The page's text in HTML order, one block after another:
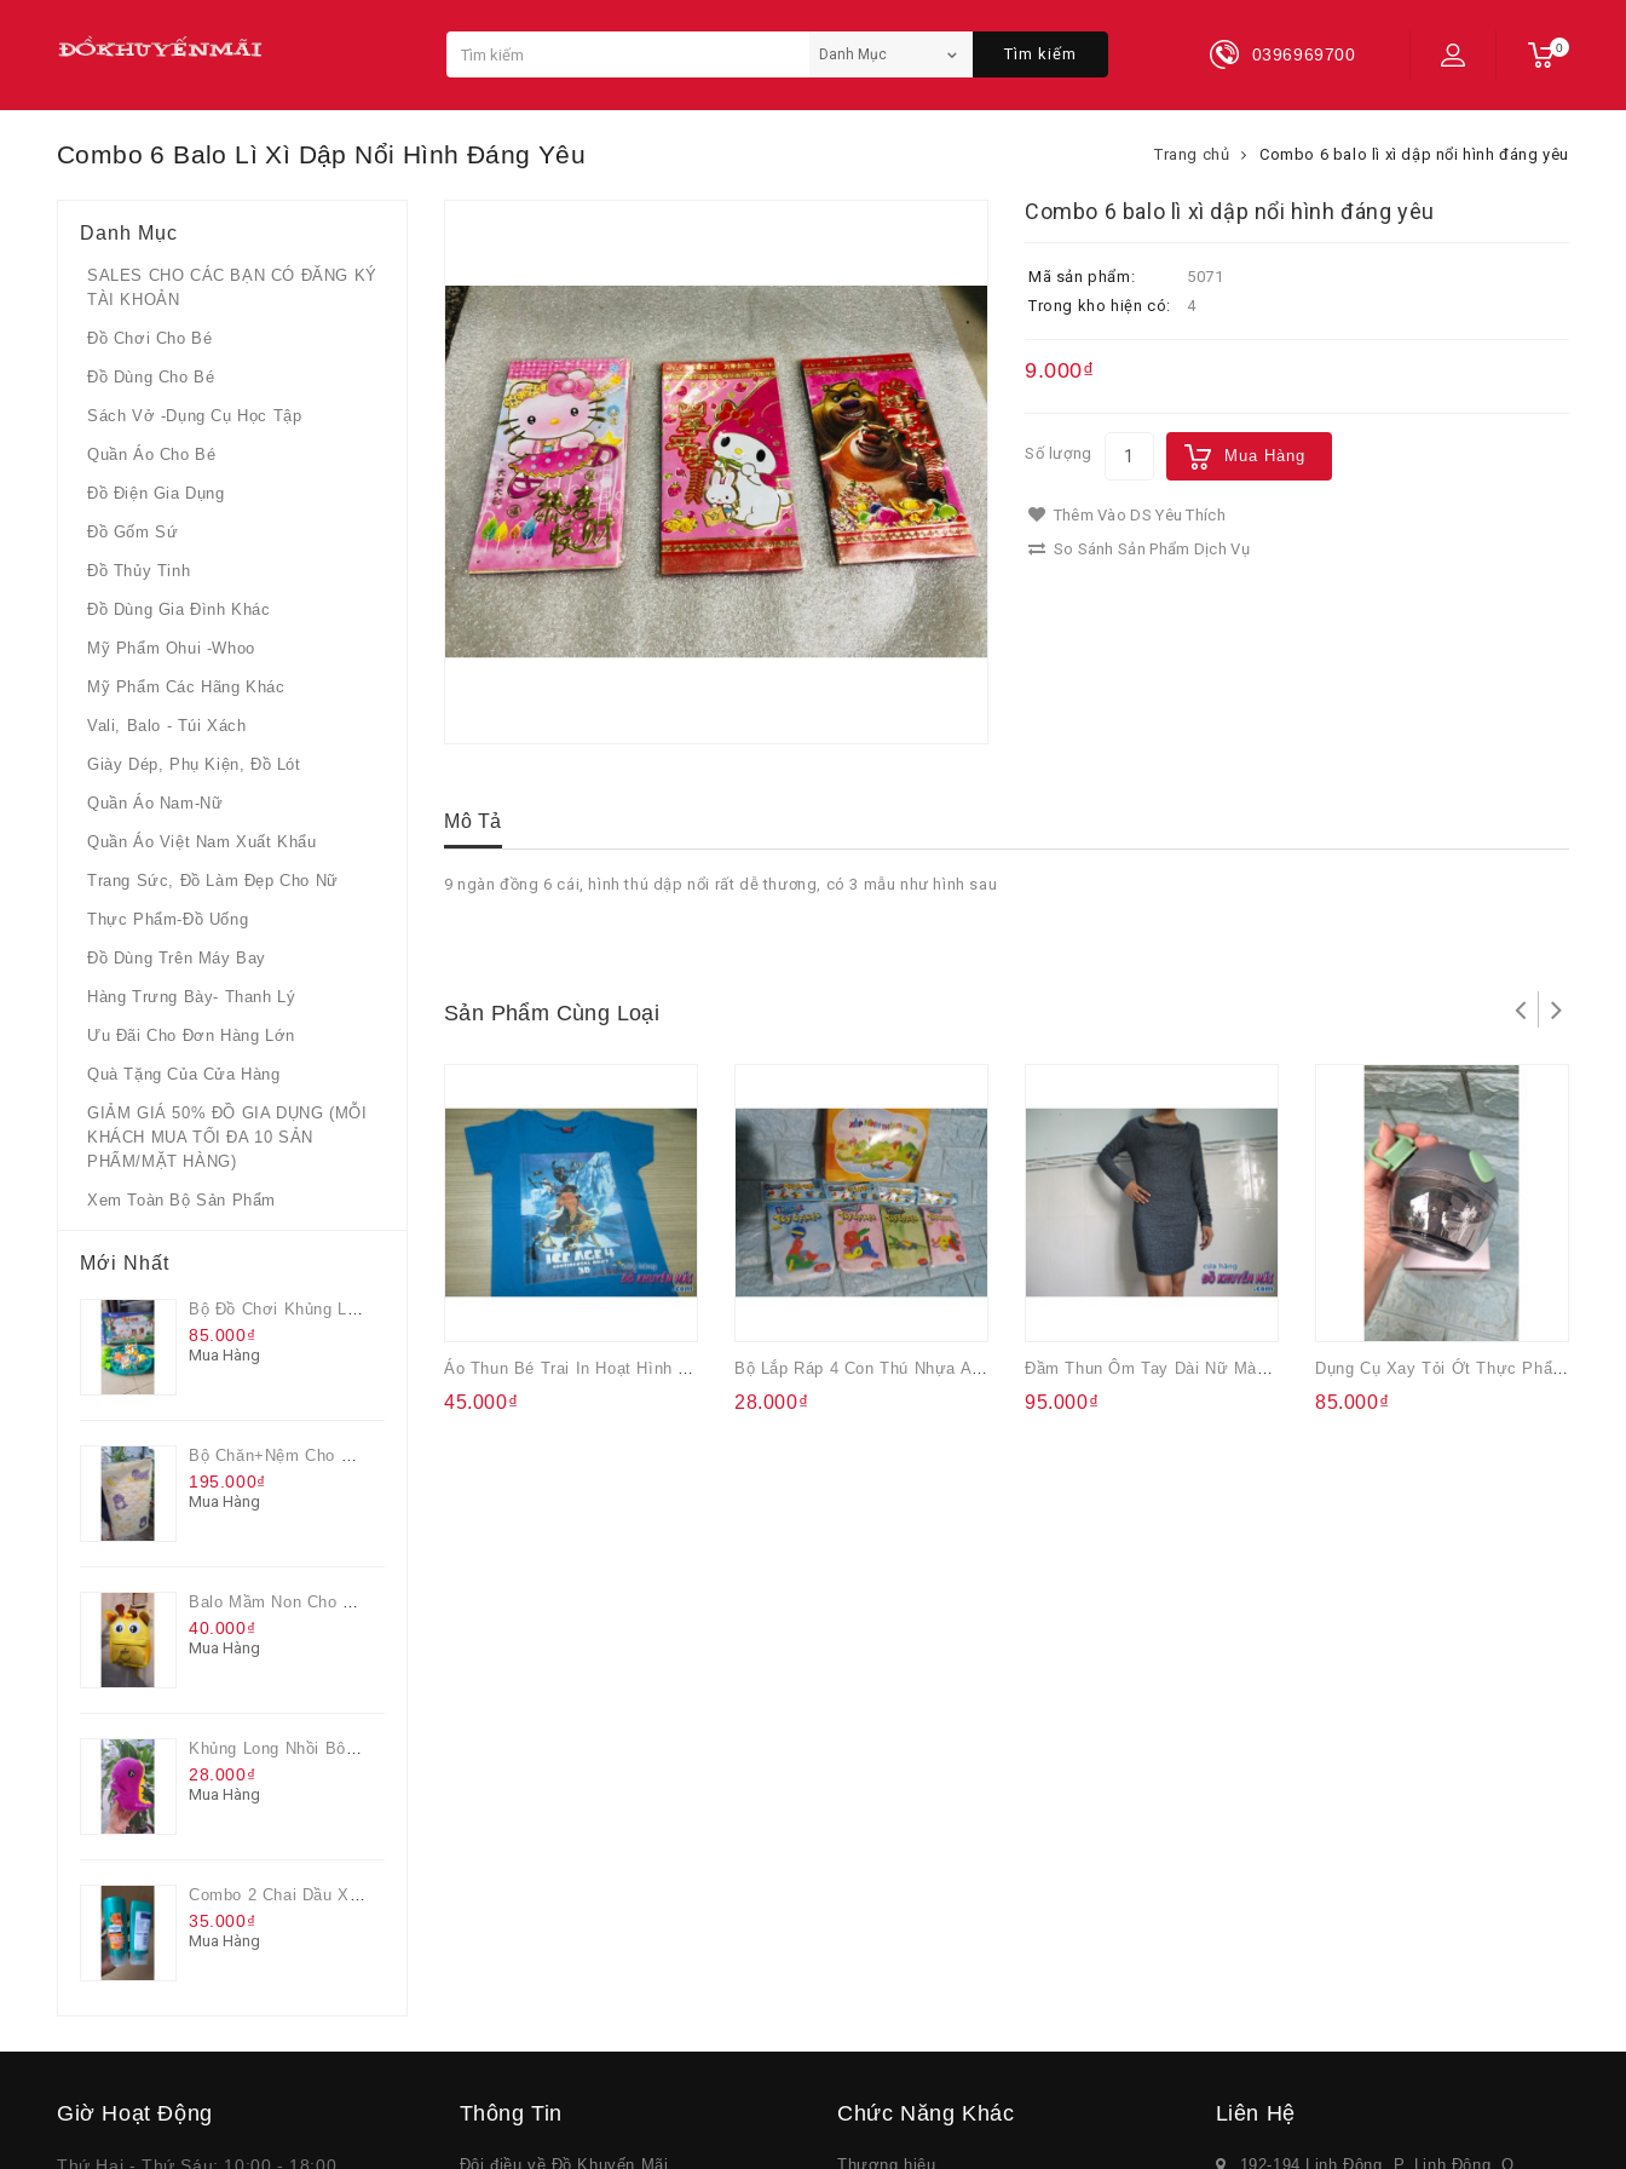
0
0396969700
Tìm kiếm
Combo 6 Balo Lì Xì Dập Nổi Hình Đáng Yêu Trang chủ Combo 6 balo lì xì dập nổi hình đáng yêu
Danh Mục
SALES CHO CÁC BẠN CÓ ĐĂNG KÝ
TÀI KHOẢN
Đồ Chơi Cho Bé
Đồ Dùng Cho Bé
Sách Vở -dụng Cụ Học Tập
Quần Áo Cho Bé
Đồ Điện Gia Dụng
Đồ Gốm Sứ
Đồ Thủy Tinh
Đồ Dùng Gia Đình Khác
Mỹ Phẩm Ohui -whoo
Mỹ Phẩm Các Hãng Khác
Vali, Balo - Túi Xách
Giày Dép, Phụ Kiện, Đồ Lót
Quần Áo Nam-Nữ
Quần Áo Việt Nam Xuất Khẩu
Trang Sức, Đồ Làm Đẹp Cho Nữ
Thực Phẩm-Đồ Uống
Đồ Dùng Trên Máy Bay
Hàng Trưng Bày- Thanh Lý
Ưu Đãi Cho Đơn Hàng Lớn
Quà Tặng Của Cửa Hàng
GIẢM GIÁ 50% ĐỒ GIA DỤNG (MỖI
KHÁCH MUA TỐI ĐA 10 SẢN
PHẨM/MẶT HÀNG)
Xem Toàn Bộ Sản Phẩm
Mới Nhất
Bộ Đồ Chơi Khủng Long Đại Chiến
85.000₫
Mua Hàng
Bộ Chăn+nệm Cho Bé Everon Quà Từ Pediasure
195.000₫
Mua Hàng
Balo Mầm Non Cho Bé Grow Màu Vàng
40.000₫
Mua Hàng
Khủng Long Nhồi Bông Cho Bé Chơi Màu Tím
28.000₫
Mua Hàng
Combo 2 Chai Dầu Xả Rejoice 3IN1 Siêu Mềm Mượt Chai 60ML
35.000₫
Mua Hàng
Combo 6 balo lì xì dập nổi hình đáng yêu
Mã sản phẩm:
5071
Trong kho hiện có:
4
9.000₫
Số lượng Mua Hàng
Thêm Vào DS Yêu Thích
So Sánh Sản Phẩm Dịch Vụ
Mô Tả
9 ngàn đồng 6 cái, hình thú dập nổi rất dễ thương, có 3 mẫu như hình sau
Sản Phẩm Cùng Loại
45.000₫ 28.000₫ 95.000₫ 85.000₫
Giờ Hoạt Động Thông Tin
Đôi điều về Đồ Khuyến Mãi
Chức Năng Khác
Thương hiệu
Liên Hệ
192-194 Linh Đông, P. Linh Đông, Q.